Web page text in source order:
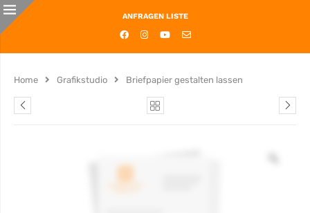
ANFRAGEN LISTE
Home Grafikstudio Briefpapier gestalten lassen